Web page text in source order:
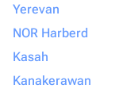
Yerevan
NOR Harberd
Kasah
Kanakerawan